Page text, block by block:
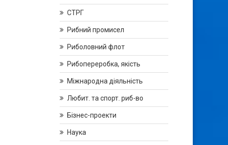
СТРГ
Рибний промисел
Риболовний флот
Рибопереробка, якість
Міжнародна діяльність
Любит. та спорт. риб-во
Бізнес-проекти
Наука